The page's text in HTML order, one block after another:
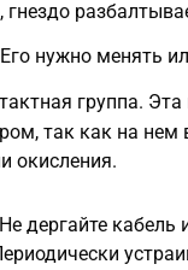
нужно менять
группа.
так как на нем
окисления.
дергайте кабель